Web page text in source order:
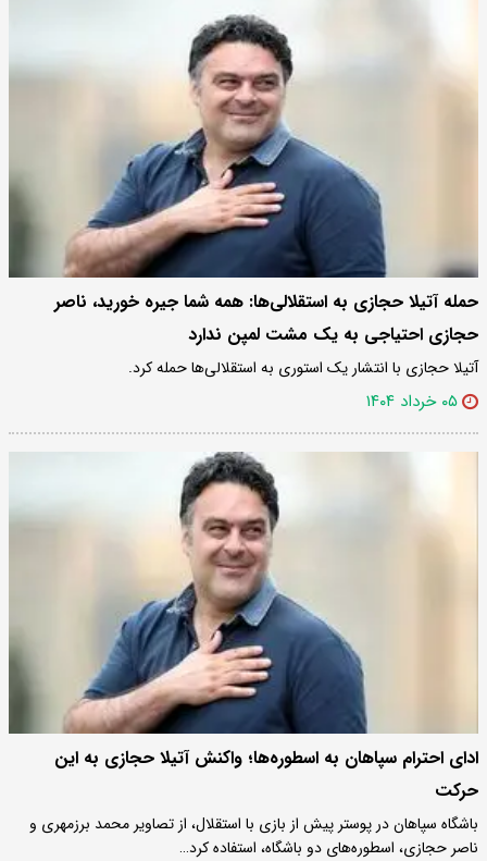
حمله آتیلا حجازی به استقلالی‌ها: همه شما جیره خورید، ناصر
حجازی احتیاجی به یک مشت لمپن ندارد
آتیلا حجازی با انتشار یک استوری به استقلالی‌ها حمله کرد.
۰۵ خرداد ۱۴۰۴
ادای احترام سپاهان به اسطوره‌ها؛ واکنش آتیلا حجازی به این
حرکت
باشگاه سپاهان در پوستر پیش از بازی با استقلال، از تصاویر محمد برزمهری و
ناصر حجازی، اسطوره‌های دو باشگاه، استفاده کرد…